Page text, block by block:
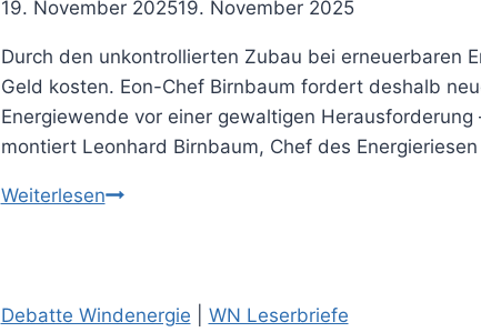
19. November 202519. November 2025
Durch den unkontrollierten Zubau bei erneuerbaren
Geld kosten. Eon-Chef Birnbaum fordert deshalb
Energiewende vor einer gewaltigen
montiert Leonhard Birnbaum, Chef des
WeiterlesenEon-
unkontrolliertem
Debatte Windenergie WN Leserbriefe